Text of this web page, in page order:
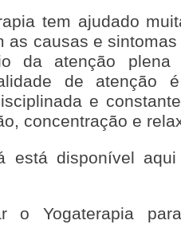
tem ajudado
as causas e
da atenção plena
de atenção
e
concentração e
está disponível
o Yogaterapia